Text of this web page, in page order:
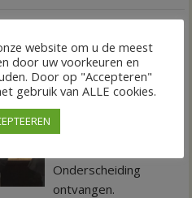
onderscheiden
van den Hof
Rein Jonkhans en Sake–
Christiaan Stelpstra
hebben dinsdagavond
Onderscheiding
ontvangen.
website om u de meest
door uw voorkeuren en
Door op "Accepteren"
gebruik van ALLE cookies.